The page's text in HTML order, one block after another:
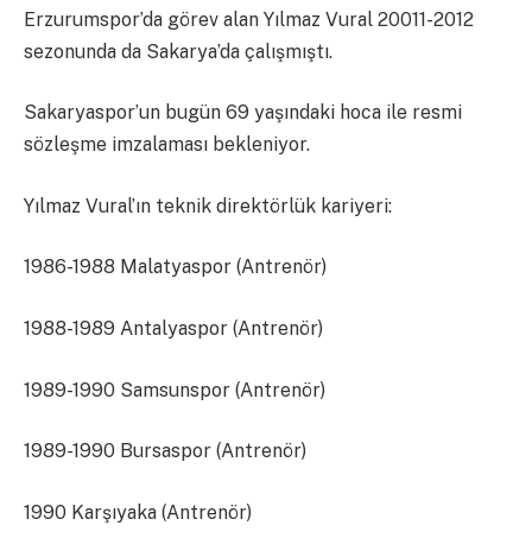
Erzurumspor’da görev alan Yılmaz Vural 20011-2012
sezonunda da Sakarya’da çalışmıştı.
Sakaryaspor’un bugün 69 yaşındaki hoca ile resmi
sözleşme imzalaması bekleniyor.
Yılmaz Vural’ın teknik direktörlük kariyeri:
1986-1988 Malatyaspor (Antrenör)
1988-1989 Antalyaspor (Antrenör)
1989-1990 Samsunspor (Antrenör)
1989-1990 Bursaspor (Antrenör)
1990 Karşıyaka (Antrenör)